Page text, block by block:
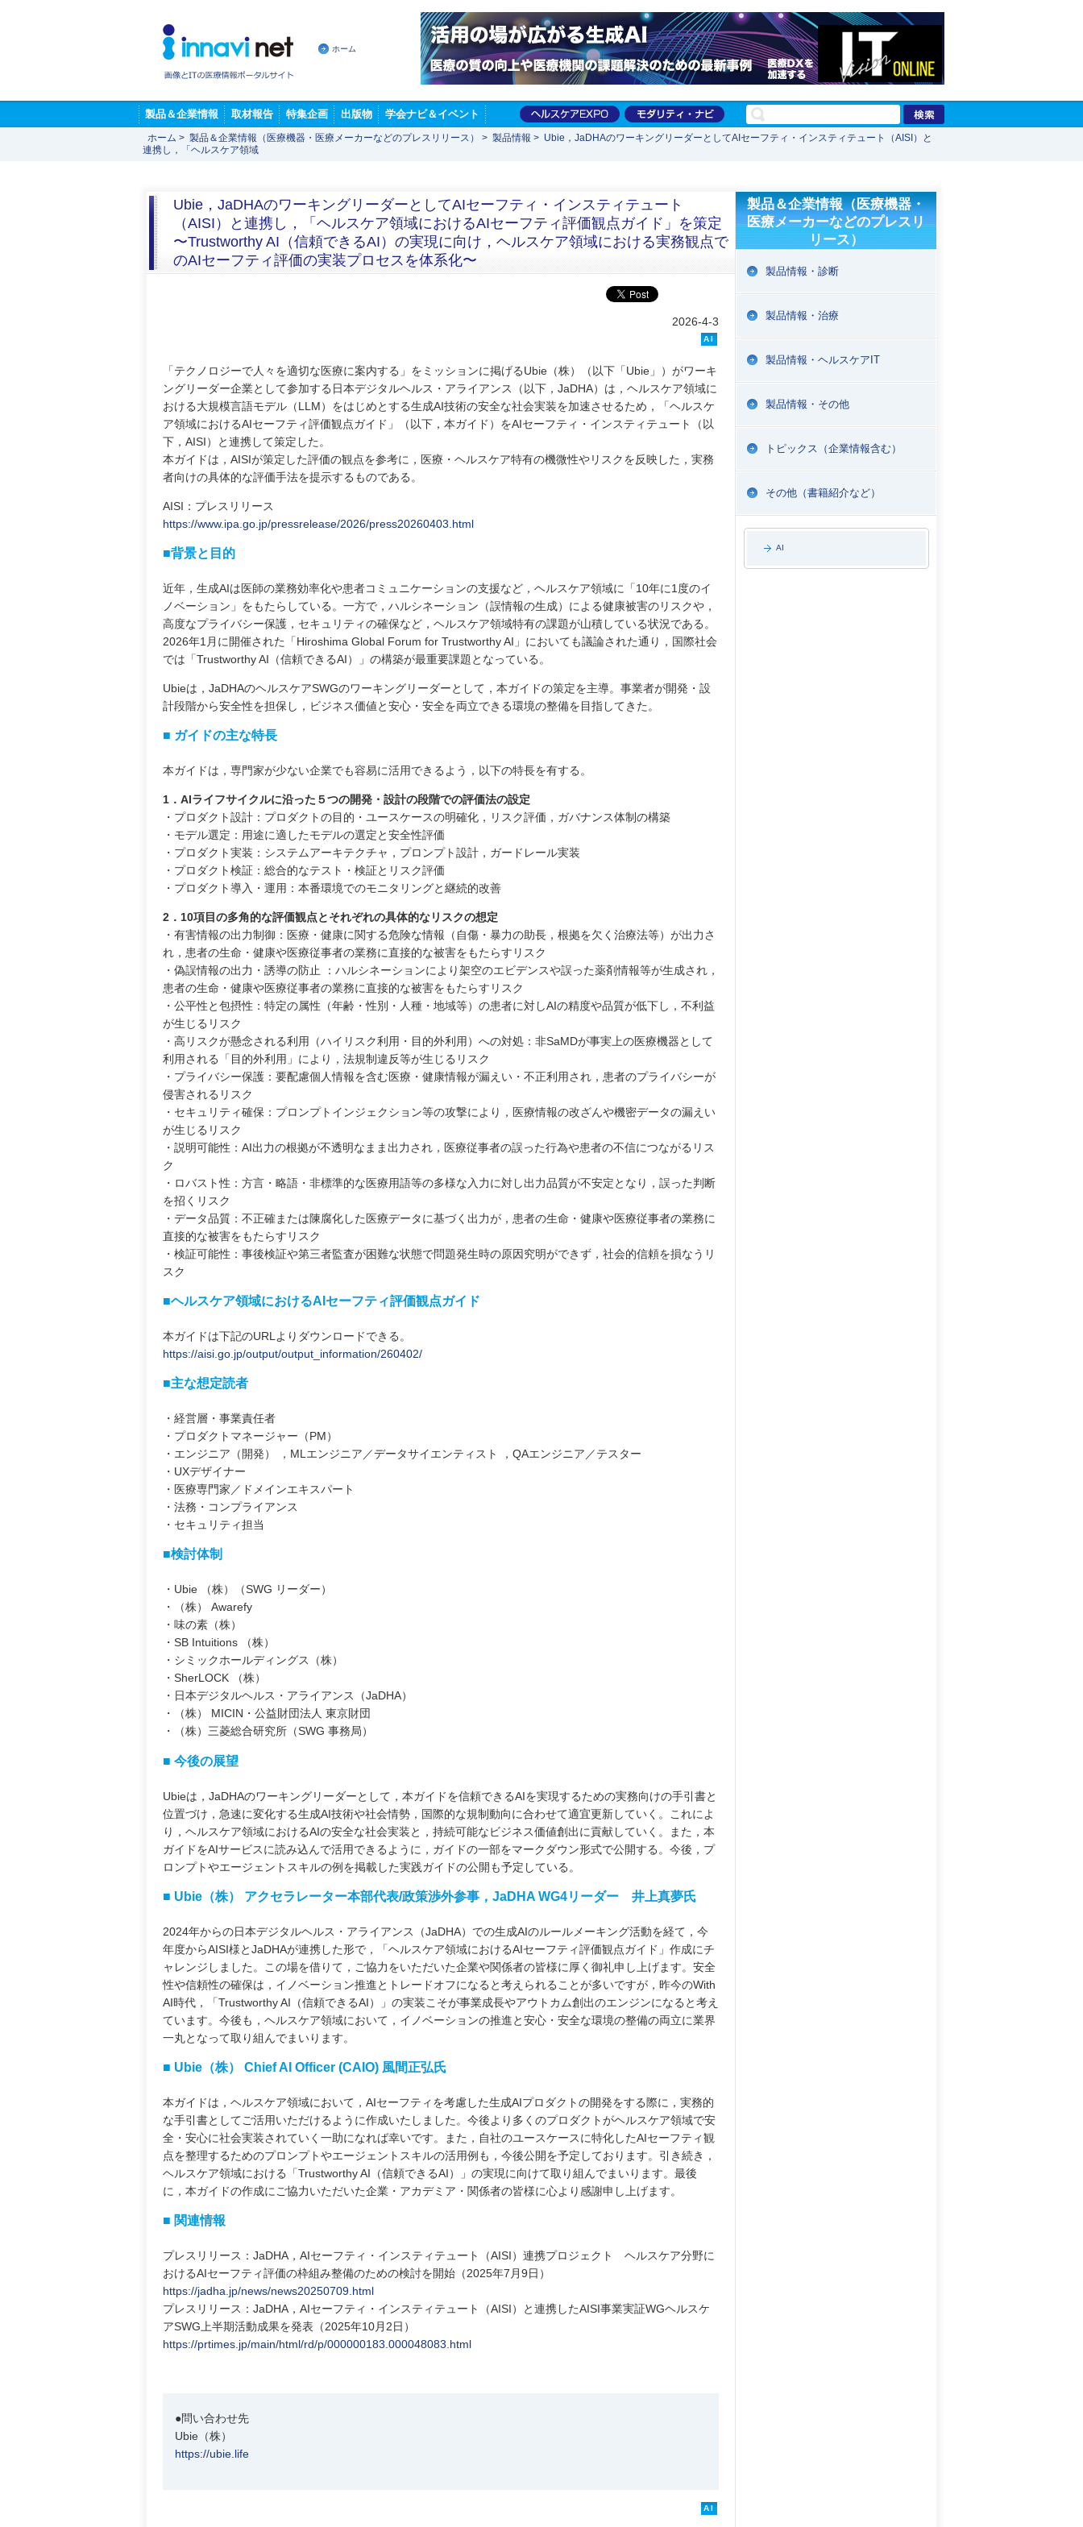
ホーム
製品＆企業情報 取材報告 特集企画 出版物 学会ナビ＆イベント
ホーム > 製品＆企業情報（医療機器・医療メーカーなどのプレスリリース） > 製品情報 > Ubie，JaDHAのワーキングリーダーとしてAIセーフティ・インスティテュート（AISI）と
連携し，「ヘルスケア領域
Ubie，JaDHAのワーキングリーダーとしてAIセーフティ・インスティテュート
（AISI）と連携し，「ヘルスケア領域におけるAIセーフティ評価観点ガイド」を策定
〜Trustworthy AI（信頼できるAI）の実現に向け，ヘルスケア領域における実務観点で
のAIセーフティ評価の実装プロセスを体系化〜
2026-4-3
AI
「テクノロジーで人々を適切な医療に案内する」をミッションに掲げるUbie（株）（以下「Ubie」）がワーキ
ングリーダー企業として参加する日本デジタルヘルス・アライアンス（以下，JaDHA）は，ヘルスケア領域に
おける大規模言語モデル（LLM）をはじめとする生成AI技術の安全な社会実装を加速させるため，「ヘルスケ
ア領域におけるAIセーフティ評価観点ガイド」（以下，本ガイド）をAIセーフティ・インスティテュート（以
下，AISI）と連携して策定した。
本ガイドは，AISIが策定した評価の観点を参考に，医療・ヘルスケア特有の機微性やリスクを反映した，実務
者向けの具体的な評価手法を提示するものである。
AISI：プレスリリース
https://www.ipa.go.jp/pressrelease/2026/press20260403.html
■背景と目的
近年，生成AIは医師の業務効率化や患者コミュニケーションの支援など，ヘルスケア領域に「10年に1度のイ
ノベーション」をもたらしている。一方で，ハルシネーション（誤情報の生成）による健康被害のリスクや，
高度なプライバシー保護，セキュリティの確保など，ヘルスケア領域特有の課題が山積している状況である。
2026年1月に開催された「Hiroshima Global Forum for Trustworthy AI」においても議論された通り，国際社会
では「Trustworthy AI（信頼できるAI）」の構築が最重要課題となっている。
Ubieは，JaDHAのヘルスケアSWGのワーキングリーダーとして，本ガイドの策定を主導。事業者が開発・設
計段階から安全性を担保し，ビジネス価値と安心・安全を両立できる環境の整備を目指してきた。
■ ガイドの主な特長
本ガイドは，専門家が少ない企業でも容易に活用できるよう，以下の特長を有する。
1．AIライフサイクルに沿った５つの開発・設計の段階での評価法の設定
・プロダクト設計：プロダクトの目的・ユースケースの明確化，リスク評価，ガバナンス体制の構築
・モデル選定：用途に適したモデルの選定と安全性評価
・プロダクト実装：システムアーキテクチャ，プロンプト設計，ガードレール実装
・プロダクト検証：総合的なテスト・検証とリスク評価
・プロダクト導入・運用：本番環境でのモニタリングと継続的改善
2．10項目の多角的な評価観点とそれぞれの具体的なリスクの想定
・有害情報の出力制御：医療・健康に関する危険な情報（自傷・暴力の助長，根拠を欠く治療法等）が出力さ
れ，患者の生命・健康や医療従事者の業務に直接的な被害をもたらすリスク
・偽誤情報の出力・誘導の防止 ：ハルシネーションにより架空のエビデンスや誤った薬剤情報等が生成され，
患者の生命・健康や医療従事者の業務に直接的な被害をもたらすリスク
・公平性と包摂性：特定の属性（年齢・性別・人種・地域等）の患者に対しAIの精度や品質が低下し，不利益
が生じるリスク
・高リスクが懸念される利用（ハイリスク利用・目的外利用）への対処：非SaMDが事実上の医療機器として
利用される「目的外利用」により，法規制違反等が生じるリスク
・プライバシー保護：要配慮個人情報を含む医療・健康情報が漏えい・不正利用され，患者のプライバシーが
侵害されるリスク
・セキュリティ確保：プロンプトインジェクション等の攻撃により，医療情報の改ざんや機密データの漏えい
が生じるリスク
・説明可能性：AI出力の根拠が不透明なまま出力され，医療従事者の誤った行為や患者の不信につながるリス
ク
・ロバスト性：方言・略語・非標準的な医療用語等の多様な入力に対し出力品質が不安定となり，誤った判断
を招くリスク
・データ品質：不正確または陳腐化した医療データに基づく出力が，患者の生命・健康や医療従事者の業務に
直接的な被害をもたらすリスク
・検証可能性：事後検証や第三者監査が困難な状態で問題発生時の原因究明ができず，社会的信頼を損なうリ
スク
■ヘルスケア領域におけるAIセーフティ評価観点ガイド
本ガイドは下記のURLよりダウンロードできる。
https://aisi.go.jp/output/output_information/260402/
■主な想定読者
・経営層・事業責任者
・プロダクトマネージャー（PM）
・エンジニア（開発） ，MLエンジニア／データサイエンティスト ，QAエンジニア／テスター
・UXデザイナー
・医療専門家／ドメインエキスパート
・法務・コンプライアンス
・セキュリティ担当
■検討体制
・Ubie （株）（SWG リーダー）
・（株） Awarefy
・味の素（株）
・SB Intuitions （株）
・シミックホールディングス（株）
・SherLOCK （株）
・日本デジタルヘルス・アライアンス（JaDHA）
・（株） MICIN・公益財団法人 東京財団
・（株）三菱総合研究所（SWG 事務局）
■ 今後の展望
Ubieは，JaDHAのワーキングリーダーとして，本ガイドを信頼できるAIを実現するための実務向けの手引書と
位置づけ，急速に変化する生成AI技術や社会情勢，国際的な規制動向に合わせて適宜更新していく。これによ
り，ヘルスケア領域におけるAIの安全な社会実装と，持続可能なビジネス価値創出に貢献していく。また，本
ガイドをAIサービスに読み込んで活用できるように，ガイドの一部をマークダウン形式で公開する。今後，プ
ロンプトやエージェントスキルの例を掲載した実践ガイドの公開も予定している。
■ Ubie（株） アクセラレーター本部代表/政策渉外参事，JaDHA WG4リーダー 井上真夢氏
2024年からの日本デジタルヘルス・アライアンス（JaDHA）での生成AIのルールメーキング活動を経て，今
年度からAISI様とJaDHAが連携した形で，「ヘルスケア領域におけるAIセーフティ評価観点ガイド」作成にチ
ャレンジしました。この場を借りて，ご協力をいただいた企業や関係者の皆様に厚く御礼申し上げます。安全
性や信頼性の確保は，イノベーション推進とトレードオフになると考えられることが多いですが，昨今のWith
AI時代，「Trustworthy AI（信頼できるAI）」の実装こそが事業成長やアウトカム創出のエンジンになると考え
ています。今後も，ヘルスケア領域において，イノベーションの推進と安心・安全な環境の整備の両立に業界
一丸となって取り組んでまいります。
■ Ubie（株） Chief AI Officer (CAIO) 風間正弘氏
本ガイドは，ヘルスケア領域において，AIセーフティを考慮した生成AIプロダクトの開発をする際に，実務的
な手引書としてご活用いただけるように作成いたしました。今後より多くのプロダクトがヘルスケア領域で安
全・安心に社会実装されていく一助になれば幸いです。また，自社のユースケースに特化したAIセーフティ観
点を整理するためのプロンプトやエージェントスキルの活用例も，今後公開を予定しております。引き続き，
ヘルスケア領域における「Trustworthy AI（信頼できるAI）」の実現に向けて取り組んでまいります。最後
に，本ガイドの作成にご協力いただいた企業・アカデミア・関係者の皆様に心より感謝申し上げます。
■ 関連情報
プレスリリース：JaDHA，AIセーフティ・インスティテュート（AISI）連携プロジェクト ヘルスケア分野に
おけるAIセーフティ評価の枠組み整備のための検討を開始（2025年7月9日）
https://jadha.jp/news/news20250709.html
プレスリリース：JaDHA，AIセーフティ・インスティテュート（AISI）と連携したAISI事業実証WGヘルスケ
アSWG上半期活動成果を発表（2025年10月2日）
https://prtimes.jp/main/html/rd/p/000000183.000048083.html
●問い合わせ先
Ubie（株）
https://ubie.life
AI
製品＆企業情報（医療機器・
医療メーカーなどのプレスリ
リース）
製品情報・診断
製品情報・治療
製品情報・ヘルスケアIT
製品情報・その他
トピックス（企業情報含む）
その他（書籍紹介など）
AI